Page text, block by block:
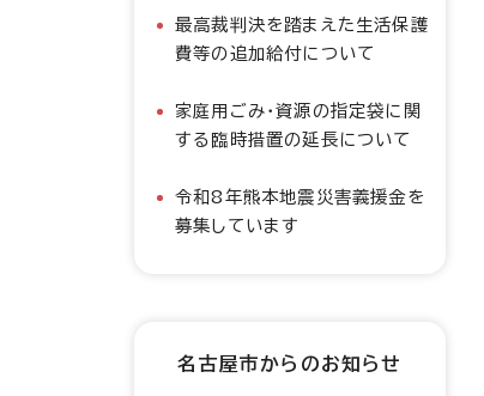
最高裁判決を踏まえた生活保護
費等の追加給付について
家庭用ごみ・資源の指定袋に関
する臨時措置の延長について
令和8年熊本地震災害義援金を
募集しています
名古屋市からのお知らせ